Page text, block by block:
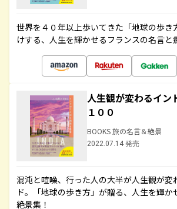
世界を４０年以上歩いてきた「地球の歩き
けする、人生を輝かせるフランスの名言と
人生観が変わるイン
１００
BOOKS 旅の名言＆絶景
2022.07.14 発売
混沌と喧噪、行った人の大半が人生観が変
ド。「地球の歩き方」が贈る、人生を輝か
絶景集！